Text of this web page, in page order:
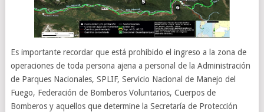
Es importante recordar que está prohibido el ingreso a la zona de
operaciones de toda persona ajena a personal de la Administración
de Parques Nacionales, SPLIF, Servicio Nacional de Manejo del
Fuego, Federación de Bomberos Voluntarios, Cuerpos de
Bomberos y aquellos que determine la Secretaría de Protección